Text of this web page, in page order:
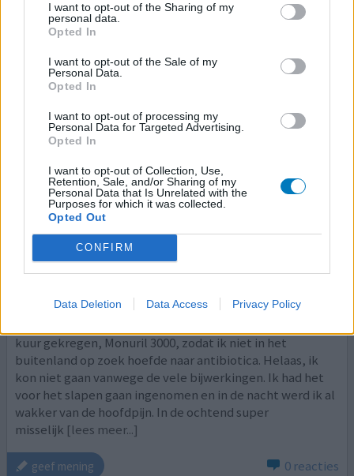
I want to opt-out of the Sharing of my
personal data.
Opted In
I want to opt-out of the Sale of my
Personal Data.
Opted In
I want to opt-out of processing my
Personal Data for Targeted Advertising.
Opted In
I want to opt-out of Collection, Use,
Retention, Sale, and/or Sharing of my
Personal Data that Is Unrelated with the
Purposes for which it was collected.
Opted Out
CONFIRM
Data Deletion Data Access Privacy Policy
Ochtend erna pijn zo goed als weg, als bijwerking
hoofdpijn en vermoeid maar dat is te overzien. Wel goed
het terug komt.
Monuril
01-06-2019 | Vrouw | 50
fosfomycine (3000)
Blaasontsteking
Effectiviteit
Hoeveelheid bijwerkingen
Er werd beginnende blaasontsteking geconstateerd.
kuur gekregen, Monuril 3000, zodat ik niet in het
buitenland op zoek hoefde naar antibiotica. Helaas, ik
kon niet gaan vanwege de vele bijwerkingen. Ik had het
voor het slapen gaan ingenomen en in de nacht werd ik al
wakker van de hoofdpijn. In de ochtend super
misselijk [lees meer...]
geef mening 0 reacties